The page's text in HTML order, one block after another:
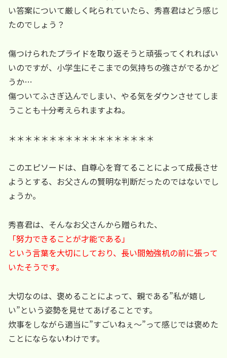
い答案について厳しく叱られていたら、秀喜君はどう感じ
たのでしょう？
傷つけられたプライドを取り返そうと頑張ってくれればい
いのですが、小学生にそこまでの気持ちの強さがでるかど
うか…
傷ついてふさぎ込んでしまい、やる気をダウンさせてしま
うことも十分考えられますよね。
＊＊＊＊＊＊＊＊＊＊＊＊＊＊＊＊＊＊
このエピソードは、自尊心を育てることによって成長させ
ようとする、お父さんの賢明な判断だったのではないでし
ょうか。
秀喜君は、そんなお父さんから贈られた、
「努力できることが才能である」
という言葉を大切にしており、長い間勉強机の前に張って
いたそうです。
大切なのは、褒めることによって、親である”私が嬉し
い”という姿勢を見せてあげることです。
炊事をしながら適当に”すごいねぇ～”って感じでは褒めた
ことにならないわけです。